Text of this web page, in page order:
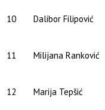
10 Dalibor Filipović
11 Milijana Ranković
12 Marija Tepšić